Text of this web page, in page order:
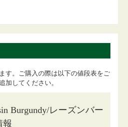
す。ご購入の際は以下の値段表をご
加してください。